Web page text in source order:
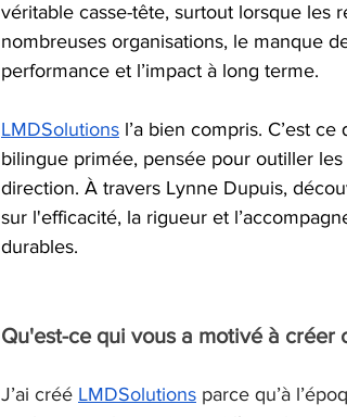
véritable casse-tête, surtout lorsque les
nombreuses organisations, le manque
performance et l’impact à long terme.
LMDSolutions l’a bien compris. C’est
bilingue primée, pensée pour outiller
direction. À travers Lynne Dupuis,
sur l'efficacité, la rigueur et
durables.
Qu'est-ce qui vous a motivé à créer
J’ai créé LMDSolutions parce qu’à